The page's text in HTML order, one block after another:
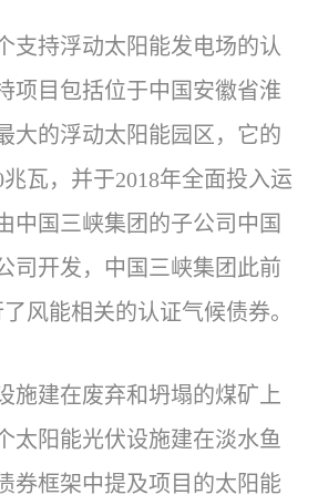
支持浮动太阳能发电场的认
项目包括位于中国安徽省淮
大的浮动太阳能园区，它的
瓦，并于2018年全面投入运
中国三峡集团的子公司中国
司开发，中国三峡集团此前
风能相关的认证气候债券。
施建在废弃和坍塌的煤矿上
太阳能光伏设施建在淡水鱼
券框架中提及项目的太阳能